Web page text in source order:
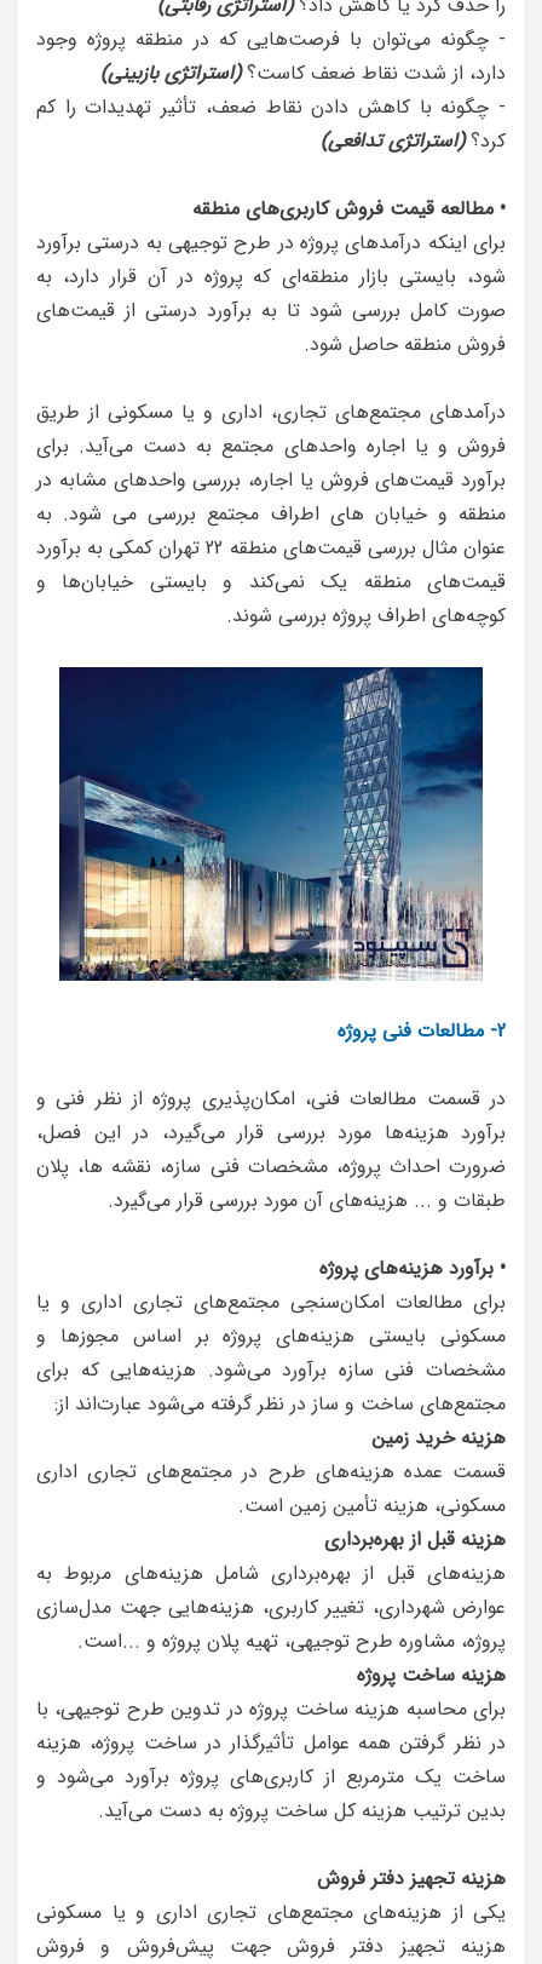
- چگونه می‌توان با فرصت‌هایی که در منطقه پروژه وجود
دارد، از شدت نقاط ضعف کاست؟(استراتژی بازبینی)
- چگونه با کاهش دادن نقاط ضعف، تأثیر تهدیدات را کم
کرد؟(استراتژی تدافعی)
• مطالعه قیمت فروش کاربری‌های منطقه
برای اینکه درآمدهای پروژه در طرح توجیهی به درستی برآورد
شود، بایستی بازار منطقه‌ای که پروژه در آن قرار دارد، به
صورت کامل بررسی شود تا به برآورد درستی از قیمت‌های
فروش منطقه حاصل شود.
درآمدهای مجتمع‌های تجاری، اداری و یا مسکونی از طریق
فروش و یا اجاره واحدهای مجتمع به دست می‌آید. برای
برآورد قیمت‌های فروش یا اجاره، بررسی واحدهای مشابه در
منطقه و خیابان های اطراف مجتمع بررسی می شود. به
عنوان مثال بررسی قیمت‌های منطقه 22 تهران کمکی به برآورد
قیمت‌های منطقه یک نمی‌کند و بایستی خیابان‌ها و
کوچه‌های اطراف پروژه بررسی شوند.
2- مطالعات فنی پروژه
در قسمت مطالعات فنی، امکان‌پذیری پروژه از نظر فنی و
برآورد هزینه‌ها مورد بررسی قرار می‌گیرد، در این فصل،
ضرورت احداث پروژه، مشخصات فنی سازه، نقشه ها، پلان
طبقات و ... هزینه‌های آن مورد بررسی قرار می‌گیرد.
• برآورد هزینه‌های پروژه
برای مطالعات امکان‌سنجی مجتمع‌های تجاری اداری و یا
مسکونی بایستی هزینه‌های پروژه بر اساس مجوزها و
مشخصات فنی سازه برآورد می‌شود. هزینه‌هایی که برای
مجتمع‌های ساخت و ساز در نظر گرفته می‌شود عبارت‌اند از:
هزینه خرید زمین
قسمت عمده هزینه‌های طرح در مجتمع‌های تجاری اداری
مسکونی، هزینه تأمین زمین است.
هزینه قبل از بهره‌برداری
هزینه‌های قبل از بهره‌برداری شامل هزینه‌های مربوط به
عوارض شهرداری، تغییر کاربری، هزینه‌هایی جهت مدل‌سازی
پروژه، مشاوره طرح توجیهی، تهیه پلان پروژه و ...است.
هزینه ساخت پروژه
برای محاسبه هزینه ساخت پروژه در تدوین طرح توجیهی، با
در نظر گرفتن همه عوامل تأثیرگذار در ساخت پروژه، هزینه
ساخت یک مترمربع از کاربری‌های پروژه برآورد می‌شود و
بدین ترتیب هزینه کل ساخت پروژه به دست می‌آید.
هزینه تجهیز دفتر فروش
یکی از هزینه‌های مجتمع‌های تجاری اداری و یا مسکونی
هزینه تجهیز دفتر فروش جهت پیش‌فروش و فروش